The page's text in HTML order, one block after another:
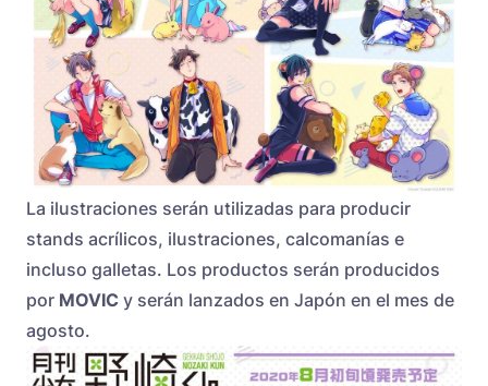
La ilustraciones serán utilizadas para producir
stands acrílicos, ilustraciones, calcomanías e
incluso galletas. Los productos serán producidos
por MOVIC y serán lanzados en Japón en el mes de
agosto.